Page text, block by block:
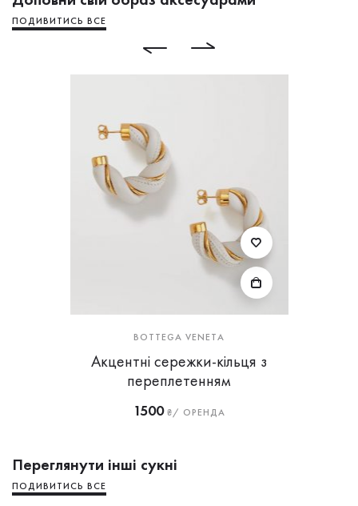
ПОДИВИТИСЬ ВСЕ
BOTTEGA VENETA
Акцентні сережки-кільця з
переплетенням
1500₴/ ОРЕНДА
Переглянути інші сукні
ПОДИВИТИСЬ ВСЕ